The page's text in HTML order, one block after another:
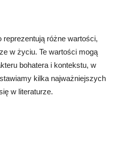
różne wartości,
w życiu. Te wartości mogą
bohatera i kontekstu, w
kilka najważniejszych
w literaturze.